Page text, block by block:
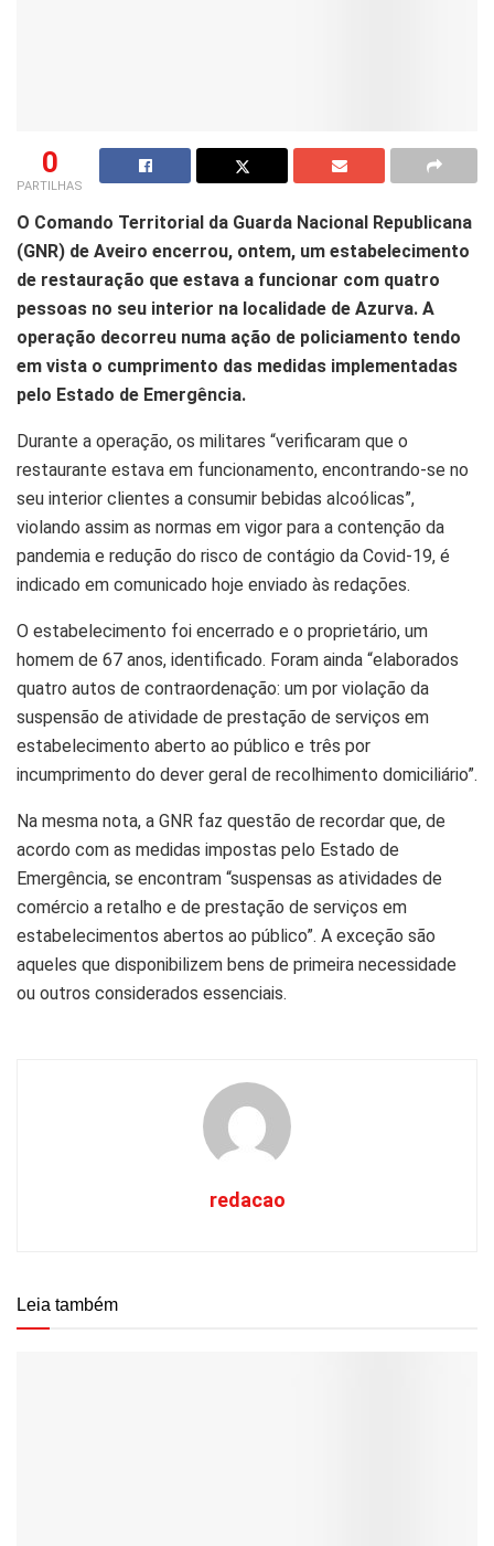
0
PARTILHAS
O Comando Territorial da Guarda Nacional Republicana
(GNR) de Aveiro encerrou, ontem, um estabelecimento
de restauração que estava a funcionar com quatro
pessoas no seu interior na localidade de Azurva. A
operação decorreu numa ação de policiamento tendo
em vista o cumprimento das medidas implementadas
pelo Estado de Emergência.
Durante a operação, os militares “verificaram que o
restaurante estava em funcionamento, encontrando-se no
seu interior clientes a consumir bebidas alcoólicas”,
violando assim as normas em vigor para a contenção da
pandemia e redução do risco de contágio da Covid-19, é
indicado em comunicado hoje enviado às redações.
O estabelecimento foi encerrado e o proprietário, um
homem de 67 anos, identificado. Foram ainda “elaborados
quatro autos de contraordenação: um por violação da
suspensão de atividade de prestação de serviços em
estabelecimento aberto ao público e três por
incumprimento do dever geral de recolhimento domiciliário”.
Na mesma nota, a GNR faz questão de recordar que, de
acordo com as medidas impostas pelo Estado de
Emergência, se encontram “suspensas as atividades de
comércio a retalho e de prestação de serviços em
estabelecimentos abertos ao público”. A exceção são
aqueles que disponibilizem bens de primeira necessidade
ou outros considerados essenciais.
redacao
Leia também